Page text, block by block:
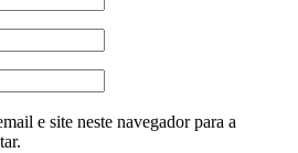
e site neste navegador para a